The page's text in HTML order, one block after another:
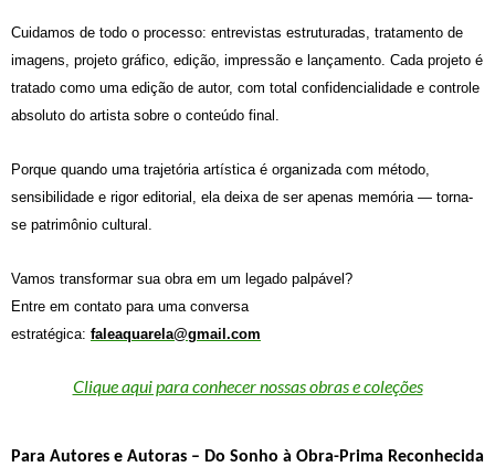
Cuidamos de todo o processo: entrevistas estruturadas, tratamento de
imagens, projeto gráfico, edição, impressão e lançamento. Cada projeto é
tratado como uma edição de autor, com total confidencialidade e controle
absoluto do artista sobre o conteúdo final.
Porque quando uma trajetória artística é organizada com método,
sensibilidade e rigor editorial, ela deixa de ser apenas memória — torna-
se patrimônio cultural .
Vamos transformar sua obra em um legado palpável?
Entre em contato para uma conversa
estratégica: faleaquarela@gmail.com
Clique aqui para conhecer nossas obras e coleções
Para Autores e Autoras – Do Sonho à Obra-Prima Reconhecida